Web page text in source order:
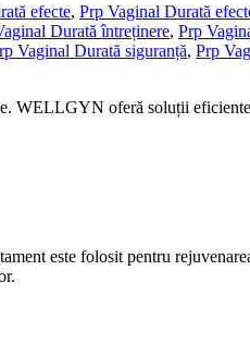
efecte, Prp Vaginal Durată
Durată întreținere, Prp
Vaginal Durată siguranță, Prp
WELLGYN oferă soluții
este folosit pentru